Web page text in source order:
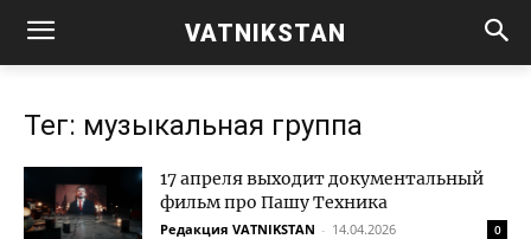
VATNIKSTAN
Тег: музыкальная группа
17 апреля выходит документальный
фильм про Пашу Техника
Редакция VATNIKSTAN - 14.04.2026 0